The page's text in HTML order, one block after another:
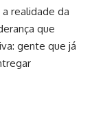
realidade da
que
gente que já